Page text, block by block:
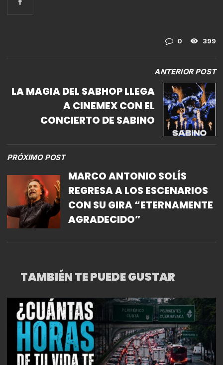
0 399
ANTERIOR POST
LA MAGIA DEL SABHOP LLEGA
A CINEMEX CON EL
CONCIERTO DE SABINO
PRÓXIMO POST
MARCO ANTONIO SOLÍS
REGRESA A LOS ESCENARIOS
CON SU GIRA “ETERNAMENTE
AGRADECIDO”
TAMBIÉN TE PUEDE GUSTAR